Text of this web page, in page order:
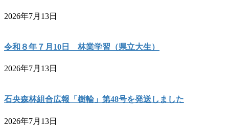
2026年7月13日
令和８年７月10日 林業学習（県立大生）
2026年7月13日
石央森林組合広報「樹輪」第48号を発送しました
2026年7月13日